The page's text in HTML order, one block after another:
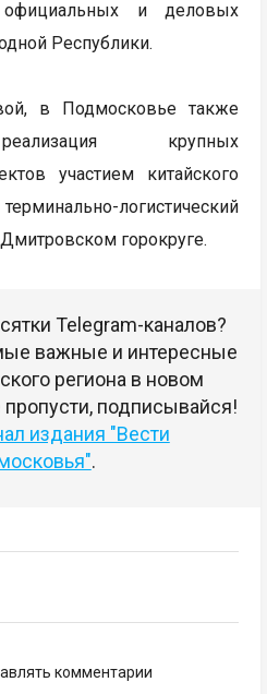
официальных и деловых
Республики.
в Подмосковье также
крупных
участием китайского
логистический
горокруге.
Telegram-каналов?
важные и интересные
региона в новом
подписывайся!
издания "Вести
.
комментарии